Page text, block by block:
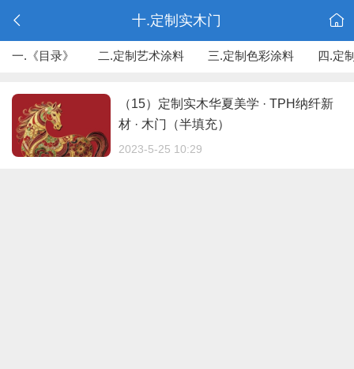
十.定制实木门
一.《目录》 二.定制艺术涂料 三.定制色彩涂料 四.定
（15）定制实木华夏美学 · TPH纳纤新
材 · 木门（半填充）
2023-5-25 10:29